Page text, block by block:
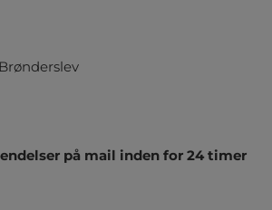
på mail inden for 24 timer